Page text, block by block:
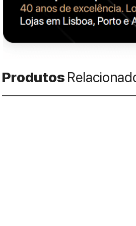
Produtos